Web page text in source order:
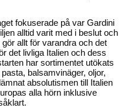
fokuserade på var Gardini
alltid varit med i beslut och
allt för varandra och det
det livliga Italien och dess
har sortimentet utökats
balsamvinäger, oljor,
absolutismen till Italien
alla hörn inklusive